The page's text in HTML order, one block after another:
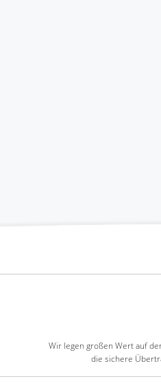
Wir legen großen Wert auf
die sichere